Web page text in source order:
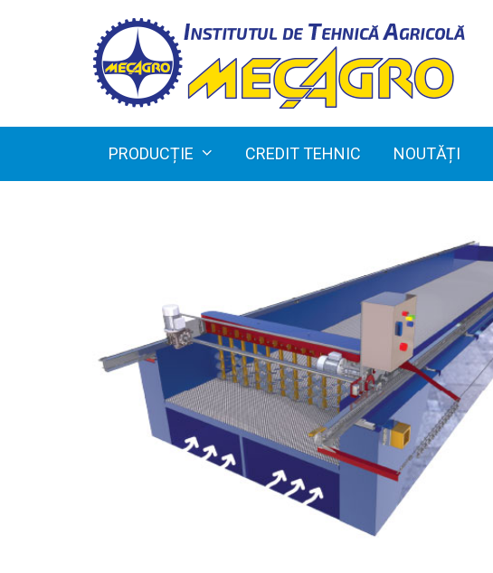
PRODUCȚIE CREDIT TEHNIC NOUTĂȚI